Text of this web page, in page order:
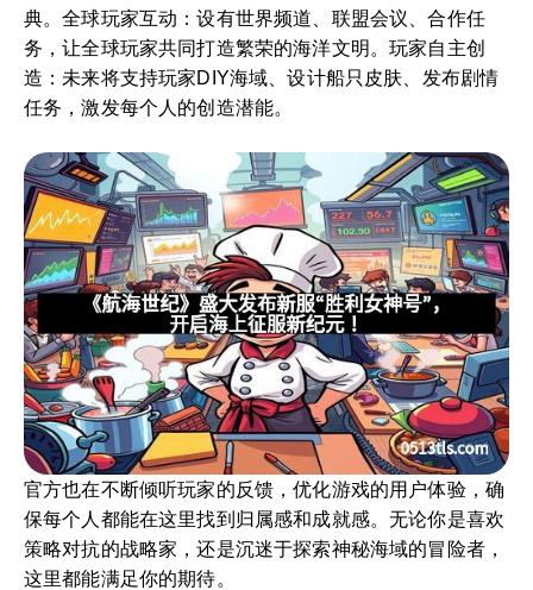
典。全球玩家互动：设有世界频道、联盟会议、合作任
务，让全球玩家共同打造繁荣的海洋文明。玩家自主创
造：未来将支持玩家DIY海域、设计船只皮肤、发布剧情
任务，激发每个人的创造潜能。
官方也在不断倾听玩家的反馈，优化游戏的用户体验，确
保每个人都能在这里找到归属感和成就感。无论你是喜欢
策略对抗的战略家，还是沉迷于探索神秘海域的冒险者，
这里都能满足你的期待。